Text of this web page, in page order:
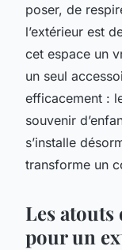
poser, de
l’extérieur est
cet espace un
un seul
efficacement :
souvenir
s’installe
transforme un
Les
pour un